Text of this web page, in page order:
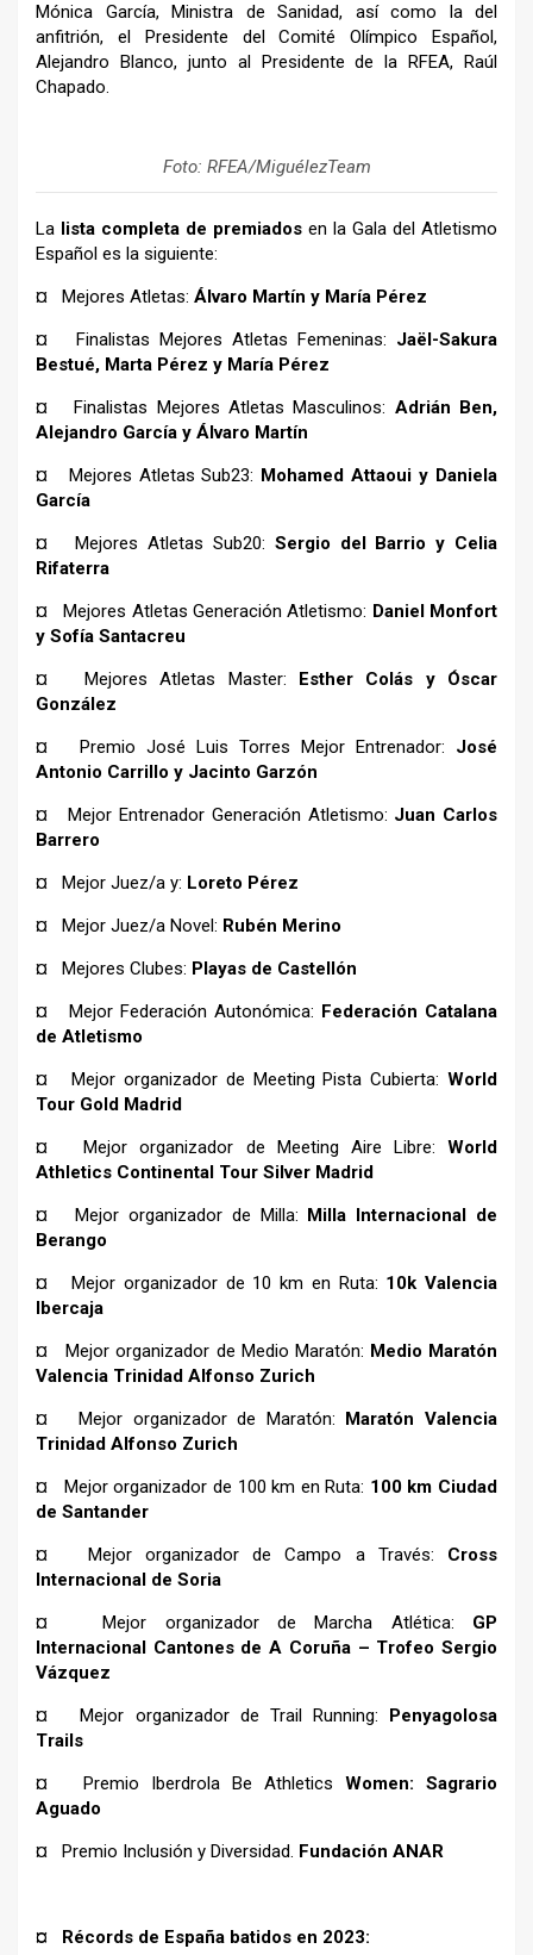
Mónica García, Ministra de Sanidad, así como la del
anfitrión, el Presidente del Comité Olímpico Español,
Alejandro Blanco, junto al Presidente de la RFEA, Raúl
Chapado.
Foto: RFEA/MiguélezTeam
La lista completa de premiados en la Gala del Atletismo
Español es la siguiente:
¤ Mejores Atletas: Álvaro Martín y María Pérez
¤ Finalistas Mejores Atletas Femeninas: Jaël-Sakura
Bestué, Marta Pérez y María Pérez
¤ Finalistas Mejores Atletas Masculinos: Adrián Ben,
Alejandro García y Álvaro Martín
¤ Mejores Atletas Sub23: Mohamed Attaoui y Daniela
García
¤ Mejores Atletas Sub20: Sergio del Barrio y Celia
Rifaterra
¤ Mejores Atletas Generación Atletismo: Daniel Monfort
y Sofía Santacreu
¤ Mejores Atletas Master: Esther Colás y Óscar
González
¤ Premio José Luis Torres Mejor Entrenador: José
Antonio Carrillo y Jacinto Garzón
¤ Mejor Entrenador Generación Atletismo: Juan Carlos
Barrero
¤ Mejor Juez/a y: Loreto Pérez
¤ Mejor Juez/a Novel: Rubén Merino
¤ Mejores Clubes: Playas de Castellón
¤ Mejor Federación Autonómica: Federación Catalana
de Atletismo
¤ Mejor organizador de Meeting Pista Cubierta: World
Tour Gold Madrid
¤ Mejor organizador de Meeting Aire Libre: World
Athletics Continental Tour Silver Madrid
¤ Mejor organizador de Milla: Milla Internacional de
Berango
¤ Mejor organizador de 10 km en Ruta: 10k Valencia
Ibercaja
¤ Mejor organizador de Medio Maratón: Medio Maratón
Valencia Trinidad Alfonso Zurich
¤ Mejor organizador de Maratón: Maratón Valencia
Trinidad Alfonso Zurich
¤ Mejor organizador de 100 km en Ruta: 100 km Ciudad
de Santander
¤ Mejor organizador de Campo a Través: Cross
Internacional de Soria
¤ Mejor organizador de Marcha Atlética: GP
Internacional Cantones de A Coruña – Trofeo Sergio
Vázquez
¤ Mejor organizador de Trail Running: Penyagolosa
Trails
¤ Premio Iberdrola Be Athletics Women: Sagrario
Aguado
¤ Premio Inclusión y Diversidad. Fundación ANAR
¤ Récords de España batidos en 2023: